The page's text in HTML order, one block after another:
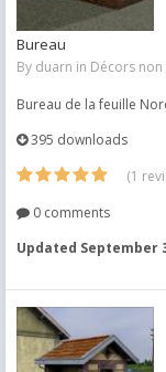
Bureau
By duarn in Décors
Bureau de la feuille
395 downloads
(1
0 comments
Updated September